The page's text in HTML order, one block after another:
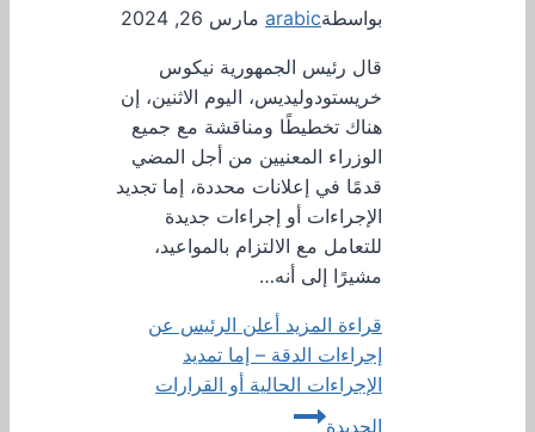
بواسطةarabic مارس 26, 2024
قال رئيس الجمهورية نيكوس
خريستودوليديس، اليوم الاثنين، إن
هناك تخطيطًا ومناقشة مع جميع
الوزراء المعنيين من أجل المضي
قدمًا في إعلانات محددة، إما تجديد
الإجراءات أو إجراءات جديدة
للتعامل مع الالتزام بالمواعيد،
مشيرًا إلى أنه…
قراءة المزيد أعلن الرئيس عن
إجراءات الدقة – إما تمديد
الإجراءات الحالية أو القرارات
الجديدة